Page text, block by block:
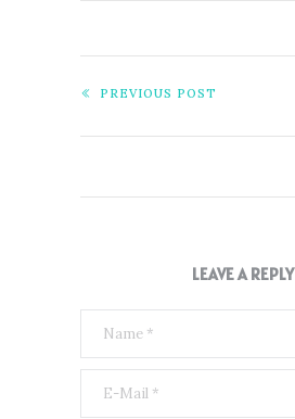
PREVIOUS POST
LEAVE A REPLY